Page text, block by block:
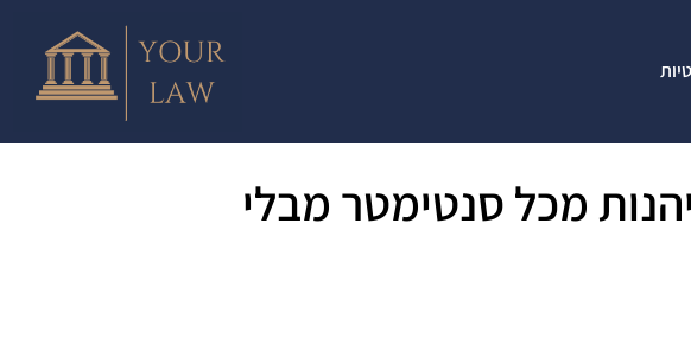
מכל סנטימטר מבלי